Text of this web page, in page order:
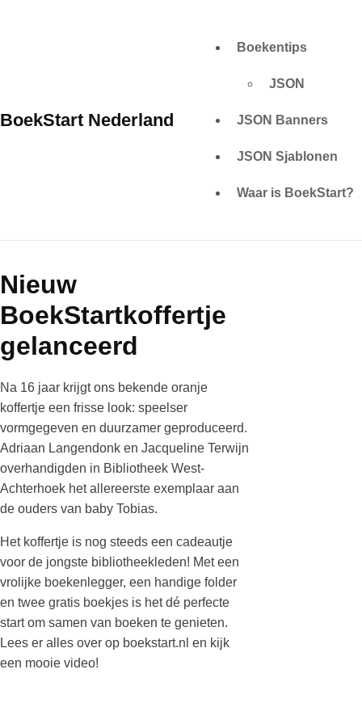
BoekStart Nederland
Boekentips
JSON
JSON Banners
JSON Sjablonen
Waar is BoekStart?
Nieuw
BoekStartkoffertje
gelanceerd
Na 16 jaar krijgt ons bekende oranje
koffertje een frisse look: speelser
vormgegeven en duurzamer geproduceerd.
Adriaan Langendonk en Jacqueline Terwijn
overhandigden in Bibliotheek West-
Achterhoek het allereerste exemplaar aan
de ouders van baby Tobias.
Het koffertje is nog steeds een cadeautje
voor de jongste bibliotheekleden! Met een
vrolijke boekenlegger, een handige folder
en twee gratis boekjes is het dé perfecte
start om samen van boeken te genieten.
Lees er alles over op boekstart.nl en kijk
een mooie video!